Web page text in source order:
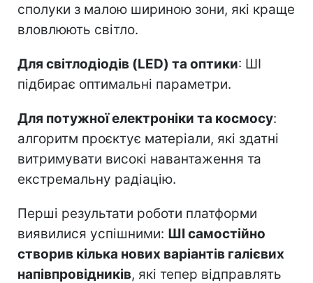
сполуки з малою шириною зони, які краще
вловлюють світло.
Для світлодіодів (LED) та оптики: ШІ
підбирає оптимальні параметри.
Для потужної електроніки та космосу:
алгоритм проєктує матеріали, які здатні
витримувати високі навантаження та
екстремальну радіацію.
Перші результати роботи платформи
виявилися успішними: ШІ самостійно
створив кілька нових варіантів галієвих
напівпровідників, які тепер відправлять